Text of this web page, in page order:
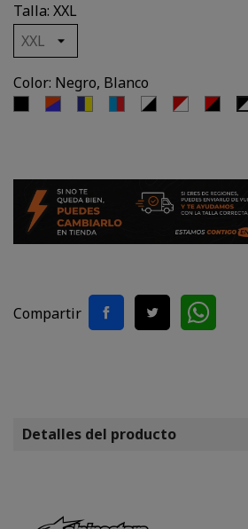
Talla: XXL
Color: Negro, Blanco
NegroNaranjo,
Azul, Blanco,Rojo,
Compartir
Detalles del producto